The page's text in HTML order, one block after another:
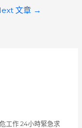
文章 →
工作 24小時緊急求